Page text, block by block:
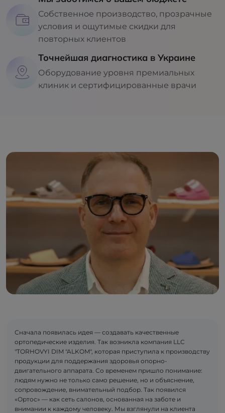
Собственное производство, прозрачные
условия и ощутимые скидки для
повторных клиентов
Точнейшая диагностика в Украине
Оборудование уровня премиальных
клиник и сертифицированные врачи
Сначала появилась идея — создавать качественные
ортопедические изделия. Так возникла компания LLC
"TORHOVYI DIM "ALKOM", которая приступила к производству
продукции для поддержания здоровья опорно-
двигательного аппарата. Со временем пришло понимание:
людям нужно не только само решение, но и объяснение,
сопровождение, внимательный подбор. Так появился
«Ортос» — как сеть салонов, основанная на заботе и
внимании к каждому человеку. Мы взглянули на клиента